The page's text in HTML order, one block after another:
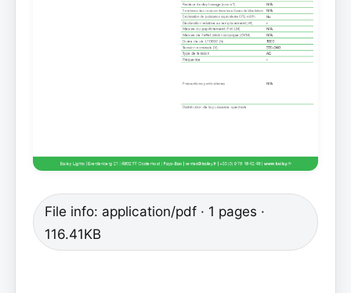
File info: application/pdf · 1 pages ·
116.41KB